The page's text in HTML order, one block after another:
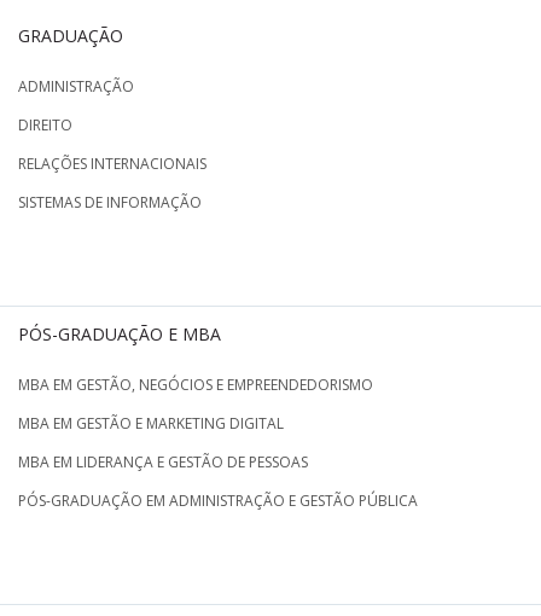
GRADUAÇÃO
ADMINISTRAÇÃO
DIREITO
RELAÇÕES INTERNACIONAIS
SISTEMAS DE INFORMAÇÃO
PÓS-GRADUAÇÃO E MBA
MBA EM GESTÃO, NEGÓCIOS E EMPREENDEDORISMO
MBA EM GESTÃO E MARKETING DIGITAL
MBA EM LIDERANÇA E GESTÃO DE PESSOAS
PÓS-GRADUAÇÃO EM ADMINISTRAÇÃO E GESTÃO PÚBLICA